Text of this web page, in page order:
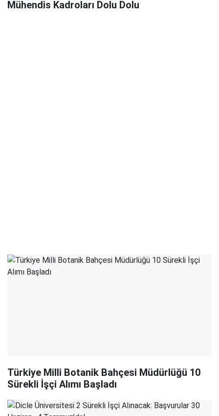
Mühendis Kadroları Dolu Dolu
Türkiye Milli Botanik Bahçesi Müdürlüğü 10
Sürekli İşçi Alımı Başladı